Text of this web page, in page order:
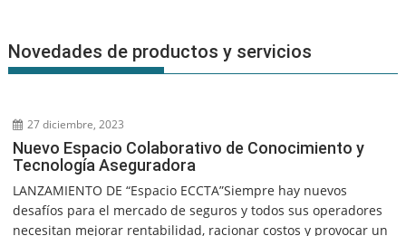
Novedades de productos y servicios
27 diciembre, 2023
Nuevo Espacio Colaborativo de Conocimiento y
Tecnología Aseguradora
LANZAMIENTO DE “Espacio ECCTA”Siempre hay nuevos
desafíos para el mercado de seguros y todos sus operadores
necesitan mejorar rentabilidad, racionar costos y provocar un